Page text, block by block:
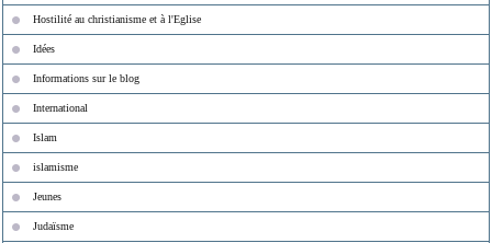
Hostilité au christianisme et à l'Eglise
Idées
Informations sur le blog
International
Islam
islamisme
Jeunes
Judaïsme